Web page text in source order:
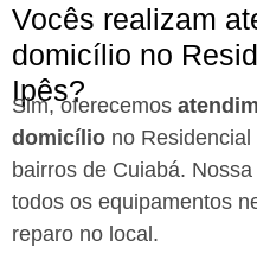
Vocês realizam
domicílio no
Ipês?
Sim, oferecemos
domicílio no
bairros de Cuiabá.
todos os equipamentos
reparo no local.